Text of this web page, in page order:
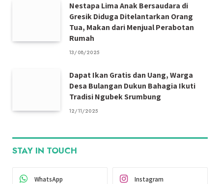
Nestapa Lima Anak Bersaudara di
Gresik Diduga Ditelantarkan Orang
Tua, Makan dari Menjual Perabotan
Rumah
13/08/2025
Dapat Ikan Gratis dan Uang, Warga
Desa Bulangan Dukun Bahagia Ikuti
Tradisi Ngubek Srumbung
12/11/2025
STAY IN TOUCH
WhatsApp Instagram